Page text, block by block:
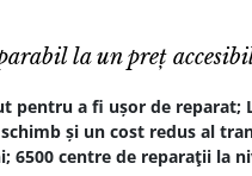
la un preț
pentru a fi ușor de reparat;
și un cost redus al
6500 centre de reparaţii la